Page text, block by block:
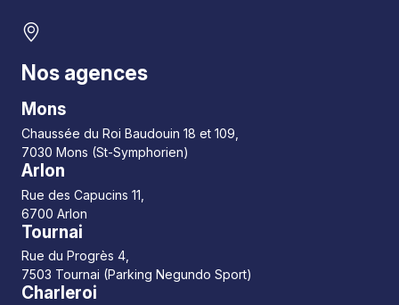
Nos agences
Mons
Chaussée du Roi Baudouin 18 et 109,
7030 Mons (St-Symphorien)
Arlon
Rue des Capucins 11,
6700 Arlon
Tournai
Rue du Progrès 4,
7503 Tournai (Parking Negundo Sport)
Charleroi